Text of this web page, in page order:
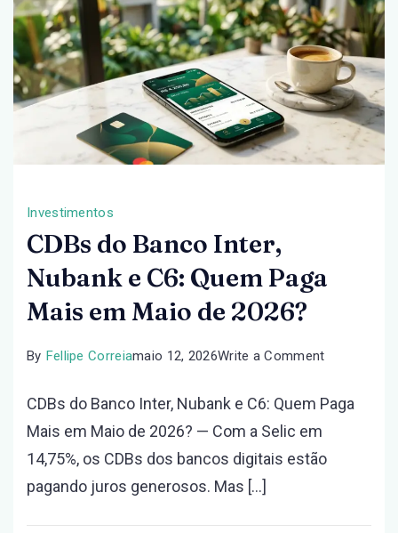
Investimentos
CDBs do Banco Inter,
Nubank e C6: Quem Paga
Mais em Maio de 2026?
By Fellipe Correiamaio 12, 2026Write a Commenton
do
Inter,
CDBs do Banco Inter, Nubank e C6: Quem Paga
Mais em Maio de 2026? — Com a Selic em
14,75%, os CDBs dos bancos digitais estão
pagando juros generosos. Mas […]